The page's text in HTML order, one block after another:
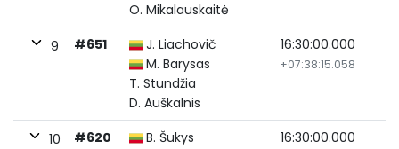
O. Mikalauskaitė
9 #651
J. Liachovič
M. Barysas
T. Stundžia
D. Auškalnis
16:30:00.000
+07:38:15.058
10 #620
B. Šukys
16:30:00.000